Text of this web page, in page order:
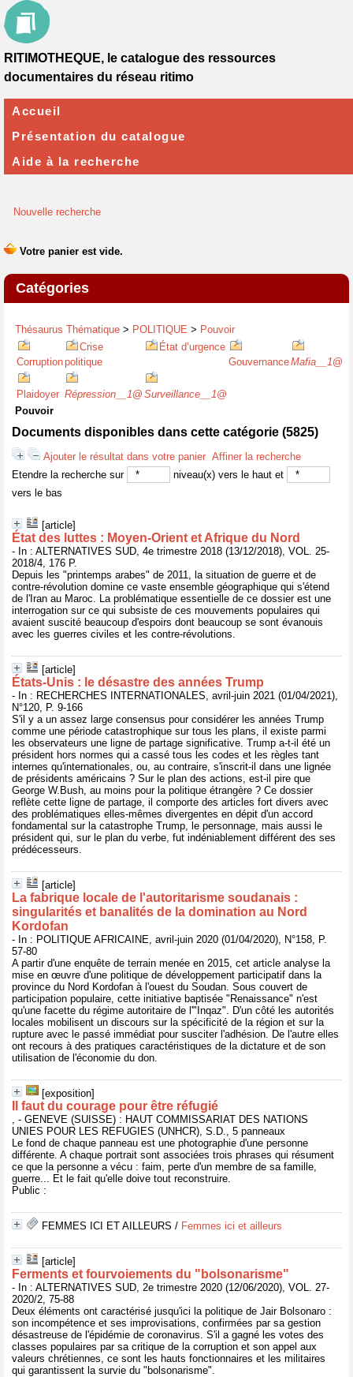
Nouvelle recherche
Catégories
Thésaurus Thématique > POLITIQUE > Pouvoir
Corruption
Crise
politique
État d’urgence
GouvernanceMafia__1@
Plaidoyer Répression__1@ Surveillance__1@
Pouvoir
Documents disponibles dans cette catégorie (5825)
Ajouter le résultat dans votre panier Affiner la recherche
Etendre la recherche sur
niveau(x) vers le haut et
vers le bas
[article]
État des luttes : Moyen-Orient et Afrique du Nord
- In : ALTERNATIVES SUD, 4e trimestre 2018 (13/12/2018), VOL. 25-
2018/4, 176 P.
Depuis les "printemps arabes" de 2011, la situation de guerre et de
contre-révolution domine ce vaste ensemble géographique qui s'étend
de l'Iran au Maroc. La problématique essentielle de ce dossier est une
interrogation sur ce qui subsiste de ces mouvements populaires qui
avaient suscité beaucoup d'espoirs dont beaucoup se sont évanouis
avec les guerres civiles et les contre-révolutions.
[article]
États-Unis : le désastre des années Trump
- In : RECHERCHES INTERNATIONALES, avril-juin 2021 (01/04/2021),
N°120, P. 9-166
S'il y a un assez large consensus pour considérer les années Trump
comme une période catastrophique sur tous les plans, il existe parmi
les observateurs une ligne de partage significative. Trump a-t-il été un
président hors normes qui a cassé tous les codes et les règles tant
internes qu'internationales, ou, au contraire, s'inscrit-il dans une lignée
de présidents américains ? Sur le plan des actions, est-il pire que
George W.Bush, au moins pour la politique étrangère ? Ce dossier
reflète cette ligne de partage, il comporte des articles fort divers avec
des problématiques elles-mêmes divergentes en dépit d'un accord
fondamental sur la catastrophe Trump, le personnage, mais aussi le
président qui, sur le plan du verbe, fut indéniablement différent des ses
prédécesseurs.
[article]
La fabrique locale de l'autoritarisme soudanais :
singularités et banalités de la domination au Nord
Kordofan
- In : POLITIQUE AFRICAINE, avril-juin 2020 (01/04/2020), N°158, P.
57-80
A partir d'une enquête de terrain menée en 2015, cet article analyse la
mise en œuvre d'une politique de développement participatif dans la
province du Nord Kordofan à l'ouest du Soudan. Sous couvert de
participation populaire, cette initiative baptisée "Renaissance" n'est
qu'une facette du régime autoritaire de l'"Inqaz". D'un côté les autorités
locales mobilisent un discours sur la spécificité de la région et sur la
rupture avec le passé immédiat pour susciter l'adhésion. De l'autre elles
ont recours à des pratiques caractéristiques de la dictature et de son
utilisation de l'économie du don.
[exposition]
Il faut du courage pour être réfugié
, - GENEVE (SUISSE) : HAUT COMMISSARIAT DES NATIONS
UNIES POUR LES REFUGIES (UNHCR), S.D., 5 panneaux
Le fond de chaque panneau est une photographie d'une personne
différente. A chaque portrait sont associées trois phrases qui résument
ce que la personne a vécu : faim, perte d'un membre de sa famille,
guerre... Et le fait qu'elle doive tout reconstruire.
Public :
FEMMES ICI ET AILLEURS / Femmes ici et ailleurs
[article]
Ferments et fourvoiements du "bolsonarisme"
- In : ALTERNATIVES SUD, 2e trimestre 2020 (12/06/2020), VOL. 27-
2020/2, 75-88
Deux éléments ont caractérisé jusqu'ici la politique de Jair Bolsonaro :
son incompétence et ses improvisations, confirmées par sa gestion
désastreuse de l'épidémie de coronavirus. S'il a gagné les votes des
classes populaires par sa critique de la corruption et son appel aux
valeurs chrétiennes, ce sont les hauts fonctionnaires et les militaires
qui garantissent la survie du "bolsonarisme".
RITIMOTHEQUE, le catalogue des ressources
documentaires du réseau ritimo
Accueil
Présentation du catalogue
Aide à la recherche